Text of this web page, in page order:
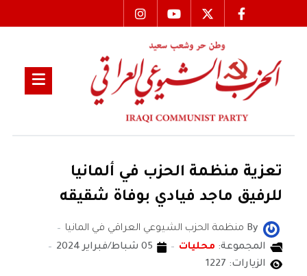
تعزية منظمة الحزب في ألمانيا
للرفيق ماجد فيادي بوفاة شقيقه
By منظمة الحزب الشيوعي العراقي في المانيا
المجموعة: محليات
05 شباط/فبراير 2024
الزيارات: 1227